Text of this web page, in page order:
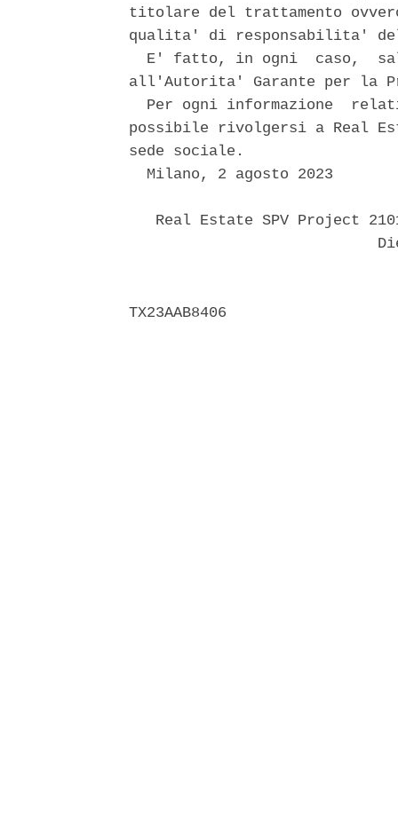
titolare del trattamento
qualita' di responsabilita'
E' fatto, in ogni  caso,
all'Autorita' Garante per la
Per ogni informazione
possibile rivolgersi a Real
sede sociale.
  Milano, 2 agosto 2023
Real Estate SPV Project